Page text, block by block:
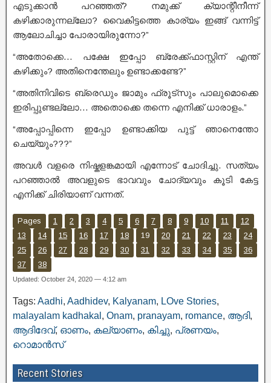
എടുക്കാൻ പറഞ്ഞത്? നമുക്ക് ക്യാന്റീനീന്ന്
കഴിക്കാരുന്നല്ലോ? വൈകിട്ടത്തെ കാര്യം ഇങ്ങ് വന്നിട്ട്
ആലോചിച്ചാ പോരായിരുന്നോ?”
“അതോക്കെ… പക്ഷേ ഇപ്പോ ബ്രേക്ക്ഫാസ്റ്റിന് എന്ത്
കഴിക്കും? അതിനെന്തേലും ഉണ്ടാക്കണ്ടേ?”
“അതിനിവിടെ ബ്രെഡും ജാമും ഫ്രൂട്സും പാലുമൊക്കെ
ഇരിപ്പുണ്ടല്ലോ… അതൊക്കെ തന്നെ എനിക്ക് ധാരാളം.”
“അപ്പോപ്പിന്നെ ഇപ്പോ ഉണ്ടാക്കിയ പുട്ട് ഞാനെന്തോ
ചെയ്യും???”
അവൾ വളരെ നിഷ്കളങ്കമായി എന്നോട് ചോദിച്ചു. സത്യം
പറഞ്ഞാൽ അവളുടെ ഭാവവും ചോദ്യവും കൂടി കേട്ട
എനിക്ക് ചിരിയാണ് വന്നത്.
Pages 1 2 3 4 5 6 7 8 9 10 11
12
13
14 15 16 17 18 19 20 21 22 23
24
25
26 27 28 29 30 31 32 33 34 35
36
37
38
Updated: October 24, 2020 — 4:12 am
Tags: Aadhi, Aadhidev, Kalyanam, LOve Stories,
malayalam kadhakal , Onam, pranayam, romance, ആദി,
ആദിദേവ്, ഓണം, കല്യാണം, കിച്ചു, പ്രണയം,
റൊമാൻസ്
Recent Stories